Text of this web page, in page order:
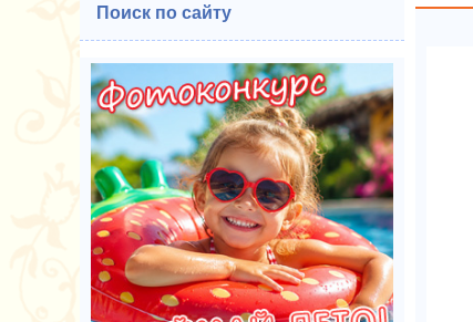
Поиск по сайту